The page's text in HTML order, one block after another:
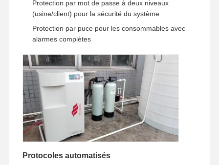
Les Affaires
Demandez
Un Devis
Système d'eau ultrapure de laboratoire
Machine Ultrapure de l'eau
système de purification de l'eau ultrapure
Équipement pour l'eau ultrapure
Protection par mot de passe à deux niveaux
(usine/client) pour la sécurité du système
Protection par puce pour les consommables avec
alarmes complètes
Protocoles automatisés